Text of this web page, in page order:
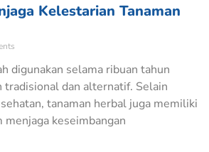
Kelestarian Tanaman
digunakan selama ribuan tahun
tradisional dan alternatif. Selain
tanaman herbal juga memiliki
keseimbangan